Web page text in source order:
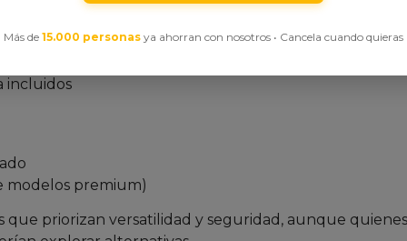
incluidos
modelos premium)
que priorizan versatilidad y seguridad, aunque quienes
Más de 15.000 personas ya ahorran con nosotros • Cancela cuando quieras